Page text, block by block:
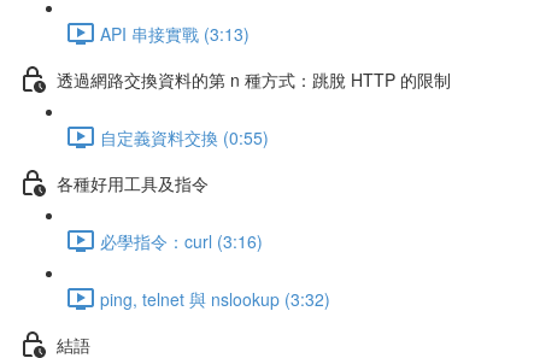
API 串接實戰 (3:13)
透過網路交換資料的第 n 種方式：跳脫 HTTP 的限制
自定義資料交換 (0:55)
各種好用工具及指令
必學指令：curl (3:16)
ping, telnet 與 nslookup (3:32)
結語